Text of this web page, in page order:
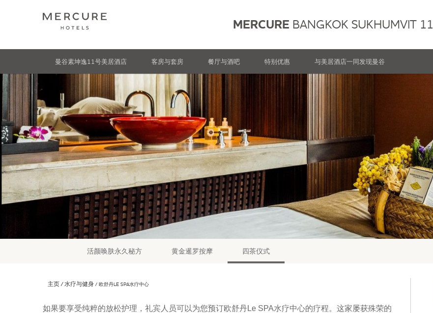
MERCURE BANGKOK SUKHUMVIT 11
曼谷素坤逸11号美居酒店 客房与套房 餐厅与酒吧 特别优惠 与美居酒店一同发现曼谷
活颜唤肤永久秘方 黄金暹罗按摩 四茶仪式
主页 水疗与健身 欧舒丹LE SPA水疗中心
如果要享受纯粹的放松护理，礼宾人员可以为您预订欧舒丹Le SPA水疗中心的疗程。这家屡获殊荣的